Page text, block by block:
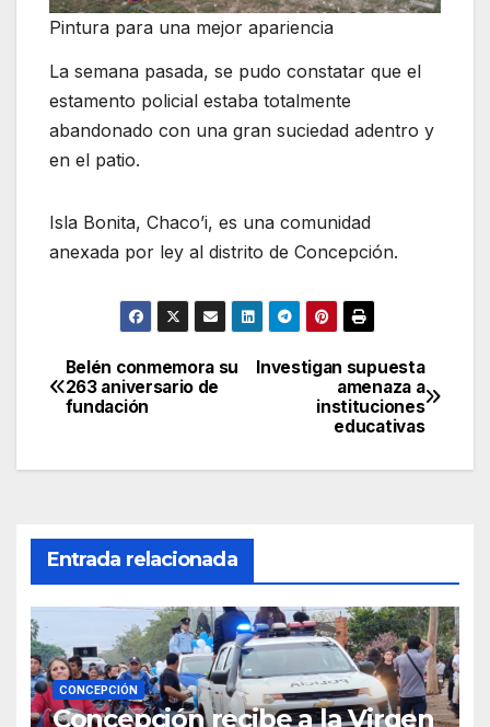
Pintura para una mejor apariencia
La semana pasada, se pudo constatar que el
estamento policial estaba totalmente
abandonado con una gran suciedad adentro y
en el patio.
Isla Bonita, Chaco’i, es una comunidad
anexada por ley al distrito de Concepción.
Navegación
de
entradas
Investigan supuesta
amenaza a
instituciones
educativas
Belén conmemora su
263 aniversario de
fundación
Entrada relacionada
CONCEPCIÓN
Concepción recibe a la Virgen